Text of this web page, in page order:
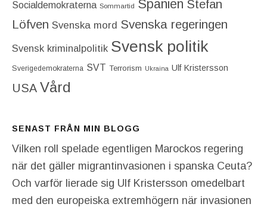
Socialdemokraterna Sommartid Spanien Stefan
Löfven Svenska mord Svenska regeringen
Svensk kriminalpolitik Svensk politik
Sverigedemokraterna SVT Terrorism Ukraina Ulf Kristersson
USA Vård
SENAST FRÅN MIN BLOGG
Vilken roll spelade egentligen Marockos regering
när det gäller migrantinvasionen i spanska Ceuta?
Och varför lierade sig Ulf Kristersson omedelbart
med den europeiska extremhögern när invasionen